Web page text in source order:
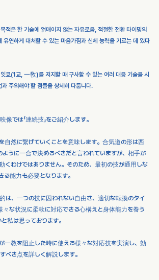
적은 한 기술에 얽매이지 않는 자유로움, 적절한 전환 타이밍의
유연하게 대처할 수 있는 마음가짐과 신체 능력을 기르는 데 있다
쿄(1교, 一敎)를 저지할 때 구사할 수 있는 여러 대응 기술을 시
주의해야 할 점들을 상세히 다룹니다.
では「連続技」をご紹介します。
自然に繋げていくことを意味します。合気道の形は西
ように一合で決めるべきだと言われていますが、相手が
くわけではありません。そのため、最初の技が通用しな
る能力も必要となります。
は、一つの技に囚われない自由さ、適切な転換のタイ
々な状況に柔軟に対応できる心構えと身体能力を養う
私は思っております。
一教を阻止した時に使える様々な対応技を実演し、効
べき点を詳しく解説します。